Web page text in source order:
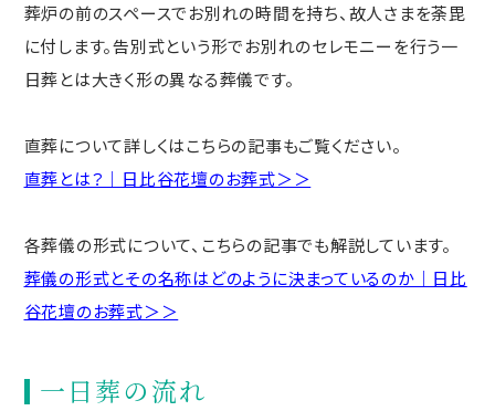
葬炉の前のスペースでお別れの時間を持ち、故人さまを荼毘
に付します。告別式という形でお別れのセレモニーを行う一
日葬とは大きく形の異なる葬儀です。
直葬について詳しくはこちらの記事もご覧ください。
直葬とは？｜日比谷花壇のお葬式＞＞
各葬儀の形式について、こちらの記事でも解説しています。
葬儀の形式とその名称はどのように決まっているのか｜日比
谷花壇のお葬式＞＞
一日葬の流れ